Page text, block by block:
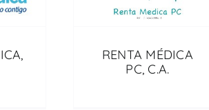
RENTA MÉDICA
PC, C.A.